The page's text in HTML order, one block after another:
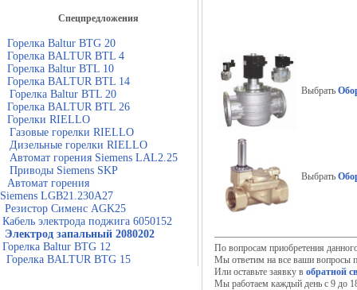
Спецпредложения
Горелка Baltur BTG 20
Горелка BALTUR BTL 4
Горелка Baltur BTL 10
Горелка BALTUR BTL 14
Горелка Baltur BTL 20
Горелка BALTUR BTL 26
Горелки RIELLO
Газовые горелки RIELLO
Дизельные горелки RIELLO
Автомат горения Siemens LAL2.25
Приводы Siemens SKP
Автомат горения
Siemens LGB21.230A27
Резистор Сименс AGK25
Кабель электрода поджига 6050152
Электрод запальный 2080202
Горелка Baltur BTG 12
Горелка BALTUR BTG 15
Выбрать
Выбрать
По вопросам приобретения
Мы ответим на все ваши вопросы
Или оставьте заявку в обратной
Мы работаем каждый день с 9 до